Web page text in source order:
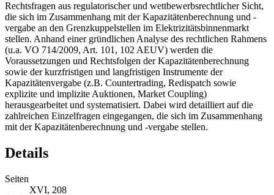
Die Arbeit untersucht erstmals ausführlich die vielfältigen
Rechtsfragen aus regulatorischer und wettbewerbsrechtlicher Sicht,
die sich im Zusammenhang mit der Kapazitätenberechnung und -
vergabe an den Grenzkuppelstellen im Elektrizitätsbinnenmarkt
stellen. Anhand einer gründlichen Analyse des rechtlichen Rahmens
(u.a. VO 714/2009, Art. 101, 102 AEUV) werden die
Voraussetzungen und Rechtsfolgen der Kapazitätenberechnung
sowie der kurzfristigen und langfristigen Instrumente der
Kapazitätenvergabe (z.B. Countertrading, Redispatch sowie
explizite und implizite Auktionen, Market Coupling)
herausgearbeitet und systematisiert. Dabei wird detailliert auf die
mit der Kapazitätenberechnung und -vergabe stellen.
Details